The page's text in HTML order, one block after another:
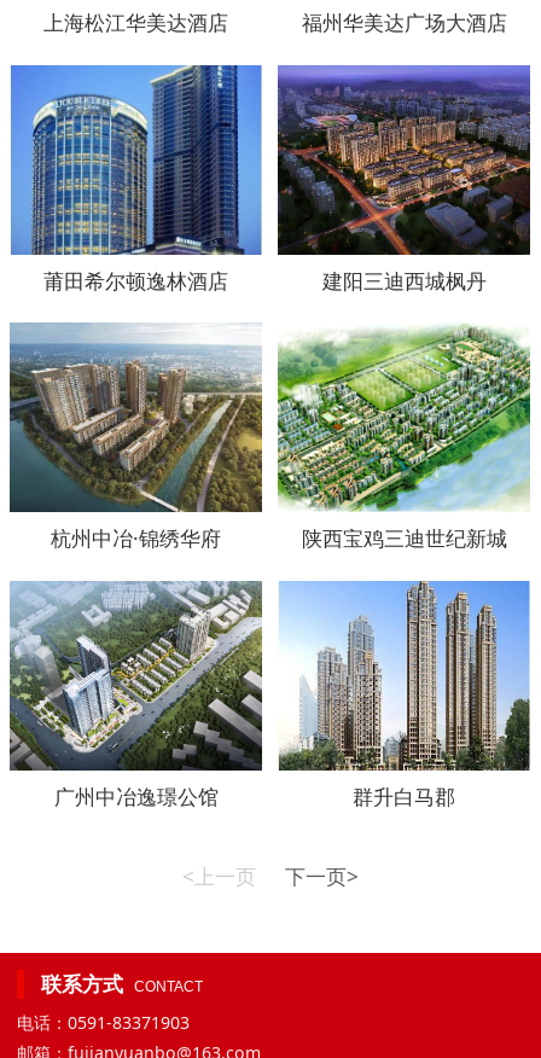
上海松江华美达酒店 福州华美达广场大酒店
莆田希尔顿逸林酒店 建阳三迪西城枫丹
杭州中冶·锦绣华府 陕西宝鸡三迪世纪新城
广州中冶逸璟公馆 群升白马郡
<上一页 下一页>
联系方式 CONTACT
电话：0591-83371903
邮箱：fujianyuanbo@163.com